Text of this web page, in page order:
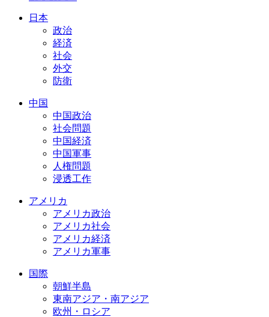
日本
政治
経済
社会
外交
防衛
中国
中国政治
社会問題
中国経済
中国軍事
人権問題
浸透工作
アメリカ
アメリカ政治
アメリカ社会
アメリカ経済
アメリカ軍事
国際
朝鮮半島
東南アジア・南アジア
欧州・ロシア